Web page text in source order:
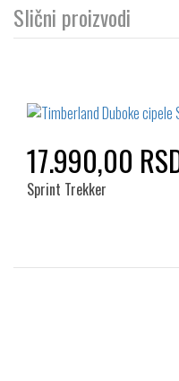
Slični proizvodi
17.990,00
Sprint Trekker